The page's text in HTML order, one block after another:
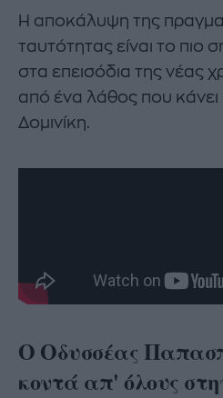
Η αποκάλυψη της
ταυτότητας είναι το πιο
στα επεισόδια της νέας
από ένα λάθος που κάνει
Δομινίκη.
Ο Οδυσσέας
κοντά απ' όλους